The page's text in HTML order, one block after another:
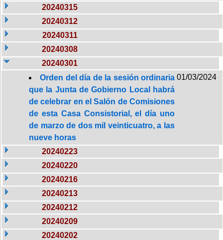
20240315
20240312
20240311
20240308
20240301
Orden del día de la sesión ordinaria
que la Junta de Gobierno Local habrá
de celebrar en el Salón de Comisiones
de esta Casa Consistorial, el día uno
de marzo de dos mil veinticuatro, a las
nueve horas
01/03/2024
20240223
20240220
20240216
20240213
20240212
20240209
20240202